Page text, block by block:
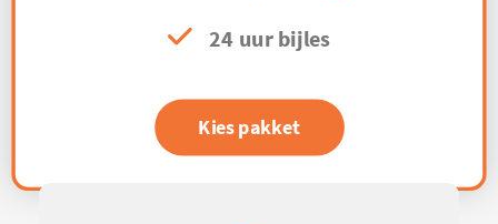
24 uur bijles
Kies pakket